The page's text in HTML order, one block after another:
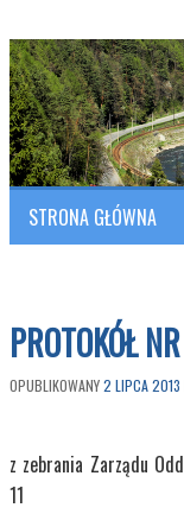
SITK RP
Polish Association of
STRONA GŁÓWNA
PROTOKÓŁ
OPUBLIKOWANY2 LIPCA 2013
z zebrania Zarządu
11